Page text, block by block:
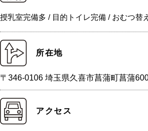
授乳室完備多 / 目的トイレ完備 / おむつ替
所在地
〒346-0106 埼玉県久喜市菖蒲町菖蒲
アクセス